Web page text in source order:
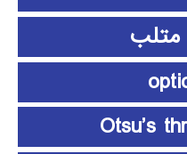
Otsu’s